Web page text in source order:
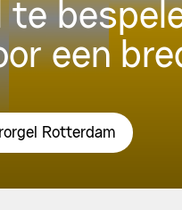
een
Rotterdam